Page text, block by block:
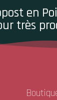
en
très